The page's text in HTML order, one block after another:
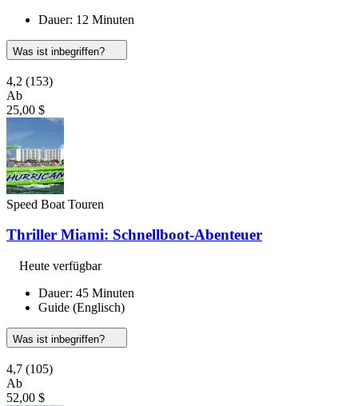
Dauer: 12 Minuten
Was ist inbegriffen?
4,2 (153)
Ab
25,00 $
Speed Boat Touren
Thriller Miami: Schnellboot-Abenteuer
Heute verfügbar
Dauer: 45 Minuten
Guide (Englisch)
Was ist inbegriffen?
4,7 (105)
Ab
52,00 $